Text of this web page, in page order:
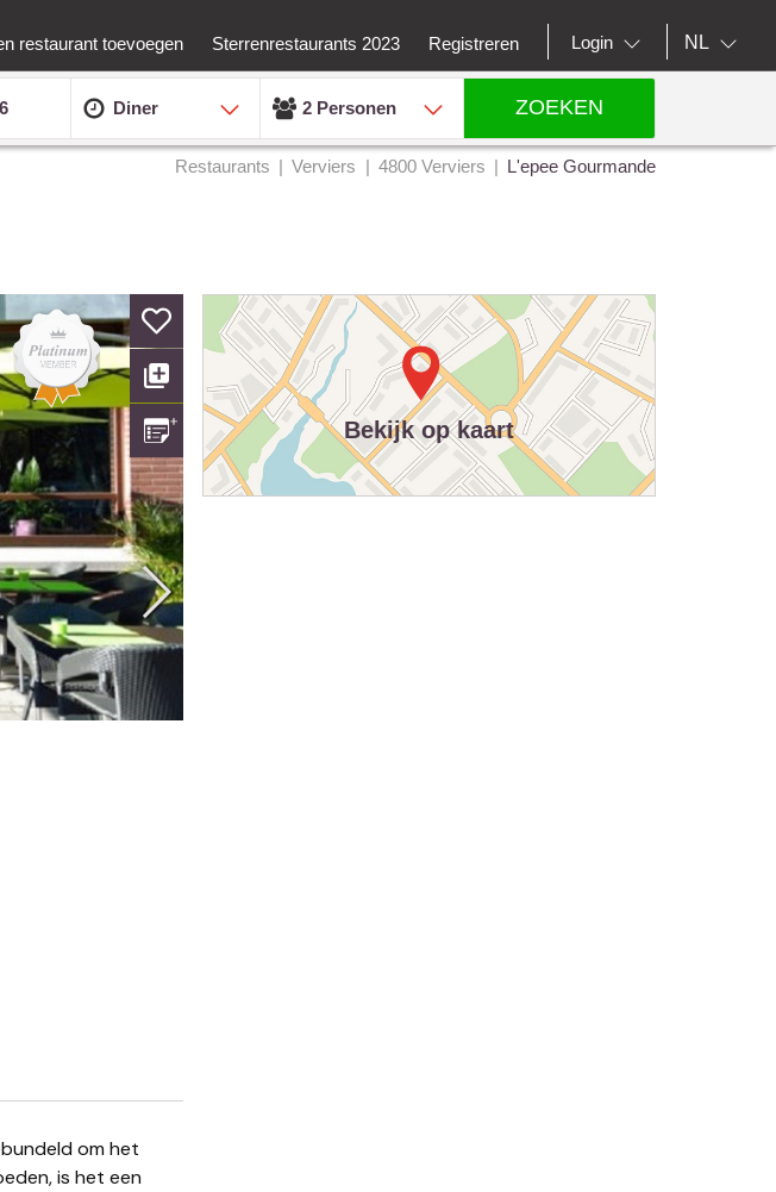
restaurant toevoegen Sterrenrestaurants 2023 Registreren Login NL
Diner 2 Personen ZOEKEN
Restaurants Verviers 4800 Verviers L'epee Gourmande
is het een
Bekijk op kaart